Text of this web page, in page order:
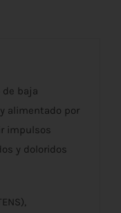
baja
alimentado por
impulsos
y doloridos